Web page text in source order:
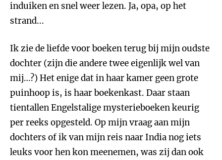
induiken en snel weer lezen. Ja, opa, op het
strand...
Ik zie de liefde voor boeken terug bij mijn oudste
dochter (zijn die andere twee eigenlijk wel van
mij…?) Het enige dat in haar kamer geen grote
puinhoop is, is haar boekenkast. Daar staan
tientallen Engelstalige mysterieboeken keurig
per reeks opgesteld. Op mijn vraag aan mijn
dochters of ik van mijn reis naar India nog iets
leuks voor hen kon meenemen, was zij dan ook